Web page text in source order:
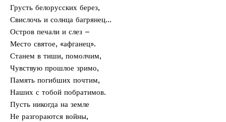
Грусть белорусских берез,
Свислочь и солнца багрянец…
Остров печали и слез –
Место святое, «афганец».
Станем в тиши, помолчим,
Чувствую прошлое зримо,
Память погибших почтим,
Наших с тобой побратимов.
Пусть никогда на земле
Не разгораются вой­ны,